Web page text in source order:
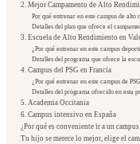
2. Mejor Campamento de Alto
Por qué entrenar en este campus de alto
Detalles del plan que ofrece el
3. Escuela de Alto Rendimiento en
¿Por qué entrenar en este campus
Detalles del programa que ofrece la
4. Campus del PSG en Francia
¿Por qué entrenar en este campus de
Detalles del programa ofrecido en esta
5. Academia Occitania
6. Campus intensivo en España
¿Por qué es conveniente ir a un
Tu hijo se merece lo mejor, elige el